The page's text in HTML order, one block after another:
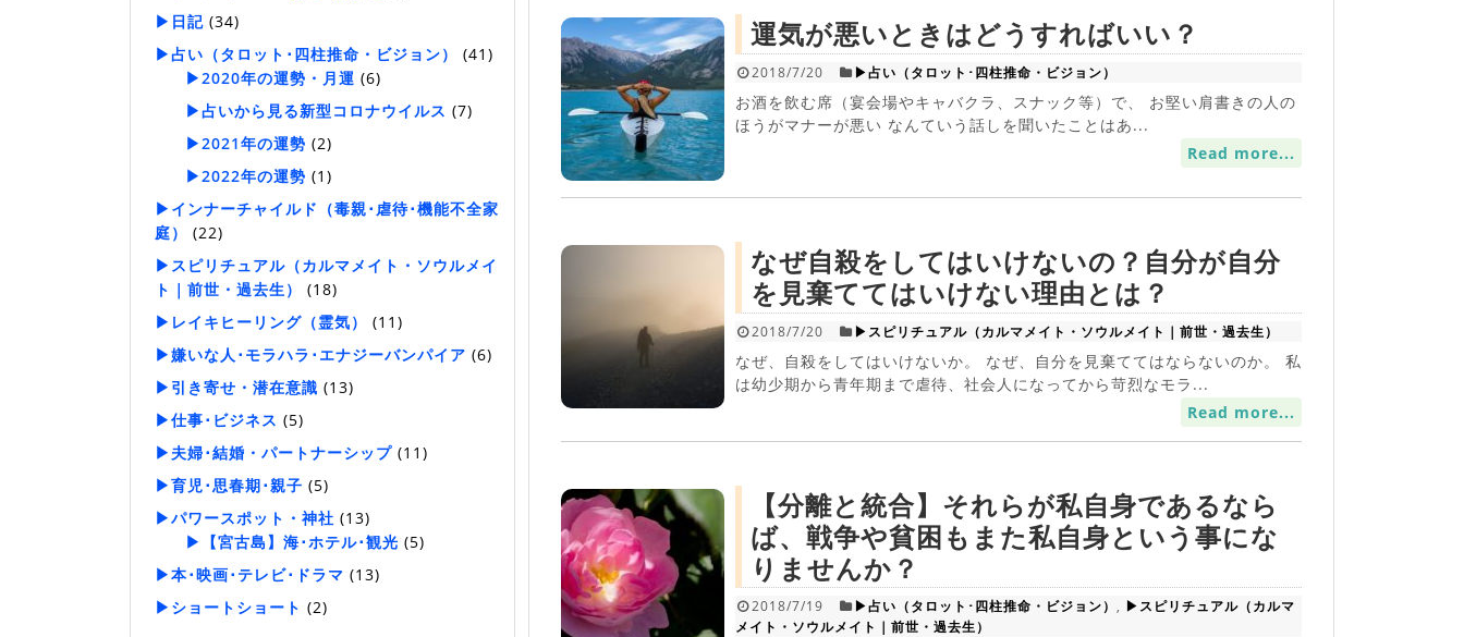
運気が悪いときはどうすればいい？
2018/7/20 ▶占い（タロット･四柱推命・ビジョン）
お酒を飲む席（宴会場やキャバクラ、スナック等）で、 お堅い肩書きの人の
ほうがマナーが悪い なんていう話しを聞いたことはあ...
Read more...
なぜ自殺をしてはいけないの？自分が自分
を見棄ててはいけない理由とは？
2018/7/20 ▶スピリチュアル（カルマメイト・ソウルメイト｜前世・過去生）
なぜ、自殺をしてはいけないか。 なぜ、自分を見棄ててはならないのか。 私
は幼少期から青年期まで虐待、社会人になってから苛烈なモラ...
Read more...
【分離と統合】それらが私自身であるなら
ば、戦争や貧困もまた私自身という事にな
りませんか？
2018/7/19 ▶占い（タロット･四柱推命・ビジョン） , ▶スピリチュアル（カルマ
メイト・ソウルメイト｜前世・過去生）
▶日記 (34)
▶占い（タロット･四柱推命・ビジョン）
(41)
▶2020年の運勢・月運 (6)
▶占いから見る新型コロナウイルス (7)
▶2021年の運勢 (2)
▶2022年の運勢 (1)
▶インナーチャイルド（毒親･虐待･機能不全家
庭）
(22)
▶スピリチュアル（カルマメイト・ソウルメイ
ト｜前世・過去生）
(18)
▶レイキヒーリング（霊気）
(11)
▶嫌いな人･モラハラ･エナジーバンパイア (6)
▶引き寄せ・潜在意識 (13)
▶仕事･ビジネス (5)
▶夫婦･結婚・パートナーシップ (11)
▶育児･思春期･親子 (5)
▶パワースポット・神社 (13)
▶【宮古島】海･ホテル･観光 (5)
▶本･映画･テレビ･ドラマ (13)
▶ショートショート (2)